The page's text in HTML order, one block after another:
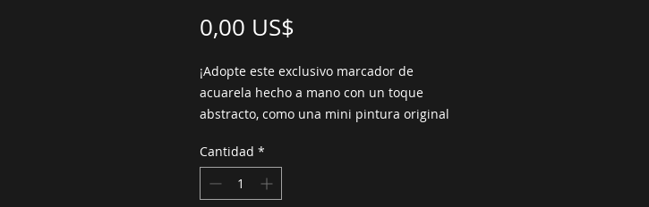
0,00 US$
¡Adopte este exclusivo marcador de
acuarela hecho a mano con un toque
abstracto, como una mini pintura original
medios mixtos fue creado con papel de
acuarela texturizado de alta calidad,
collage, papel hecho a mano y pintado
Cantidad *